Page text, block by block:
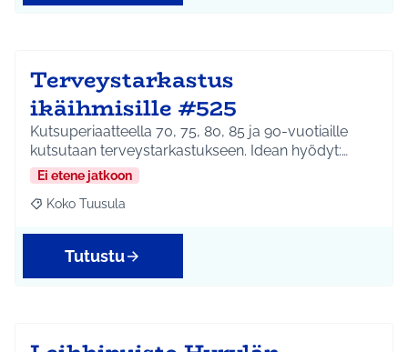
Terveystarkastus
ikäihmisille #525
Kutsuperiaatteella 70, 75, 80, 85 ja 90-vuotiaille
kutsutaan terveystarkastukseen. Idean hyödyt:…
Ei etene jatkoon
Rajaa tulokset aihepiirin mukaan: Koko Tuusula
Koko Tuusula
Tutustu